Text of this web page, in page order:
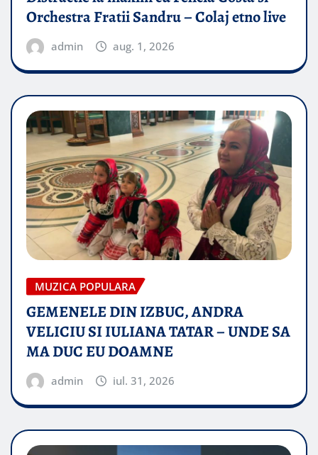
Orchestra Fratii Sandru – Colaj etno live
admin aug. 1, 2026
MUZICA POPULARA
GEMENELE DIN IZBUC, ANDRA
VELICIU SI IULIANA TATAR – UNDE SA
MA DUC EU DOAMNE
admin iul. 31, 2026